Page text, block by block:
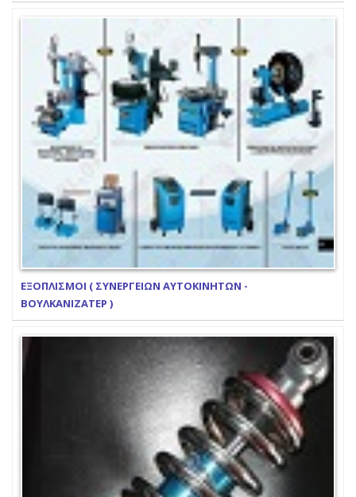
ΕΞΟΠΛΙΣΜΟΙ ( ΣΥΝΕΡΓΕΙΩΝ ΑΥΤΟΚΙΝΗΤΩΝ -
ΒΟΥΛΚΑΝΙΖΑΤΕΡ )